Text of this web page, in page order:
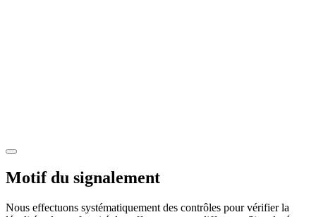
Motif du signalement
Nous effectuons systématiquement des contrôles pour vérifier la